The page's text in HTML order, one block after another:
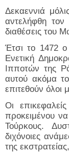
Δεκαεννιά
αντελήφθη τον
διαθέσεις του
Έτσι το 1472
Ενετική
Ιπποτών της
αυτού ακόμα
επιτεθούν όλοι
Οι
προκειμένου
Τούρκους.
διχόνοιες
της